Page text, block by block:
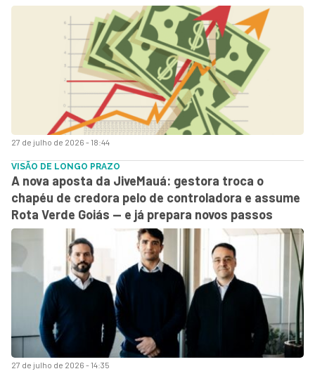
27 de julho de 2026 - 18:44
27 de julho de 2026 - 14:35
VISÃO DE LONGO PRAZO
A nova aposta da JiveMauá: gestora troca o
chapéu de credora pelo de controladora e assume
Rota Verde Goiás — e já prepara novos passos